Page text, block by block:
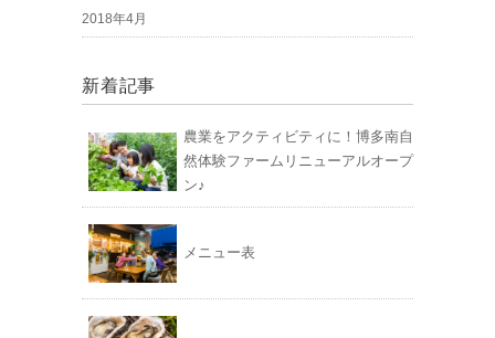
2018年4月
新着記事
農業をアクティビティに！博多南自
然体験ファームリニューアルオープ
ン♪
メニュー表